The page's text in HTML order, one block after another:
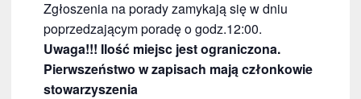
Zgłoszenia na porady zamykają się w dniu
poprzedzającym poradę o godz.12:00.
Uwaga!!! Ilość miejsc jest ograniczona.
Pierwszeństwo w zapisach mają członkowie
stowarzyszenia